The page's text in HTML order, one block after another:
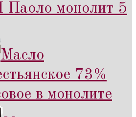
монолит 5
Масло
73%
в монолите